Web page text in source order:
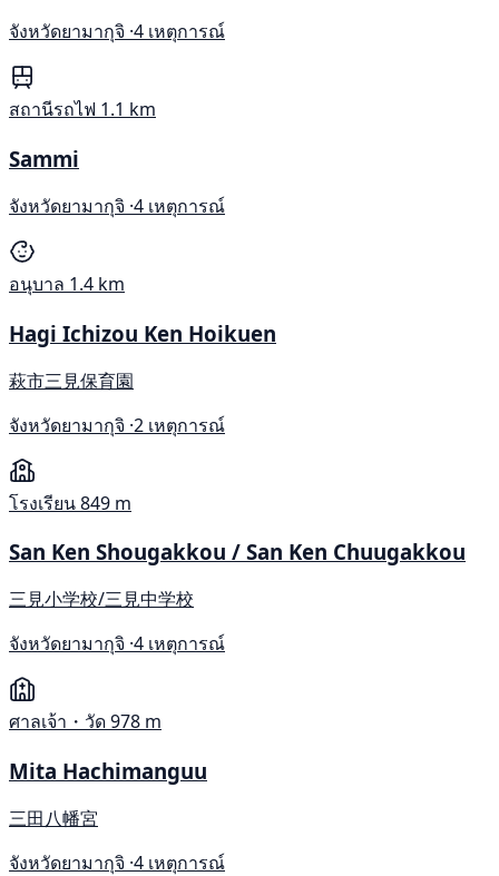
จังหวัดยามากุจิ ·4 เหตุการณ์
สถานีรถไฟ 1.1 km
Sammi
จังหวัดยามากุจิ ·4 เหตุการณ์
อนุบาล 1.4 km
Hagi Ichizou Ken Hoikuen
萩市三見保育園
จังหวัดยามากุจิ ·2 เหตุการณ์
โรงเรียน849 m
San Ken Shougakkou / San Ken Chuugakkou
三見小学校/三見中学校
จังหวัดยามากุจิ ·4 เหตุการณ์
ศาลเจ้า・วัด978 m
Mita Hachimanguu
三田八幡宮
จังหวัดยามากุจิ ·4 เหตุการณ์